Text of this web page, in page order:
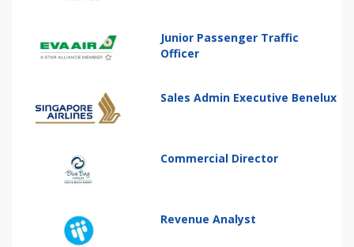
Junior Passenger Traffic
Officer
Sales Admin Executive Benelux
Commercial Director
Revenue Analyst